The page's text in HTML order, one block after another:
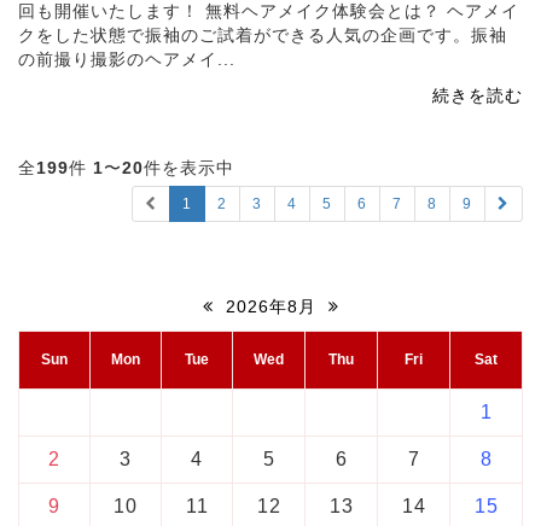
2026年8月
Sun Mon Tue Wed Thu Fri Sat
1
2 3 4 5 6 7 8
9 10 11 12 13 14 15
回も開催いたします！ 無料ヘアメイク体験会とは？ ヘアメイ
クをした状態で振袖のご試着ができる人気の企画です。振袖
の前撮り撮影のヘアメイ...
続きを読む
全199件 1〜20件を表示中
1 2 3 4 5 6 7 8 9